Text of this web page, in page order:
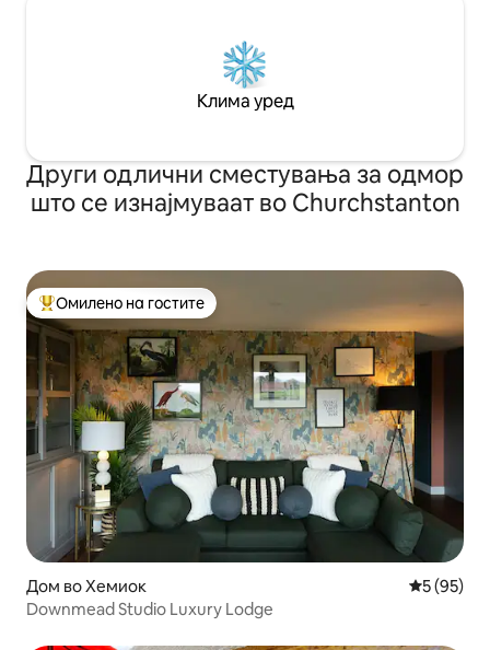
Клима уред
Други одлични сместувања за одмор
што се изнајмуваат во Churchstanton
Меѓу најуспешните „Омилени на гостите“
Омилено на гостите
Дом во Хемиок Просечна
5 (95)
Downmead Studio Luxury Lodge